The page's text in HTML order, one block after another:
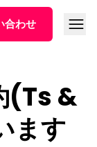
合わせ メニ
(Ts &
ます